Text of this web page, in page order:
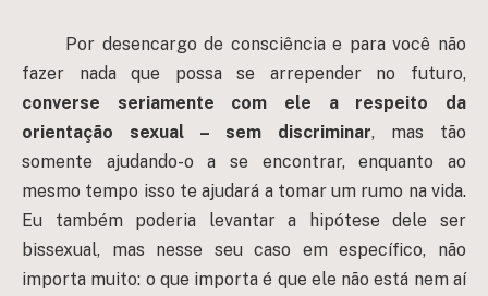
Por desencargo de consciência e para você não
fazer nada que possa se arrepender no futuro,
converse seriamente com ele a respeito da
orientação sexual – sem discriminar, mas tão
somente ajudando-o a se encontrar, enquanto ao
mesmo tempo isso te ajudará a tomar um rumo na vida.
Eu também poderia levantar a hipótese dele ser
bissexual, mas nesse seu caso em específico, não
importa muito: o que importa é que ele não está nem aí